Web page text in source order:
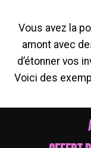
Vous avez la
amont avec
d’étonner vos
Voici des